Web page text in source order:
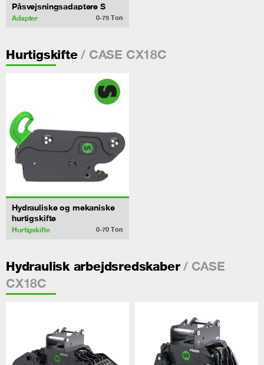
Påsvejsningsadaptere S
Adapter 0-75 Ton
Hurtigskifte/ CASE CX18C
Hydrauliske og mekaniske
hurtigskifte
Hurtigskifte 0-70 Ton
Hydraulisk arbejdsredskaber/ CASE
CX18C